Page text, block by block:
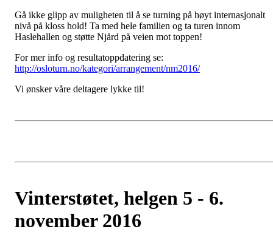
Gå ikke glipp av muligheten til å se turning på høyt internasjonalt
nivå på kloss hold! Ta med hele familien og ta turen innom
Haslehallen og støtte Njård på veien mot toppen!
For mer info og resultatoppdatering se:
http://osloturn.no/kategori/arrangement/nm2016/
Vi ønsker våre deltagere lykke til!
Vinterstøtet, helgen 5 - 6.
november 2016